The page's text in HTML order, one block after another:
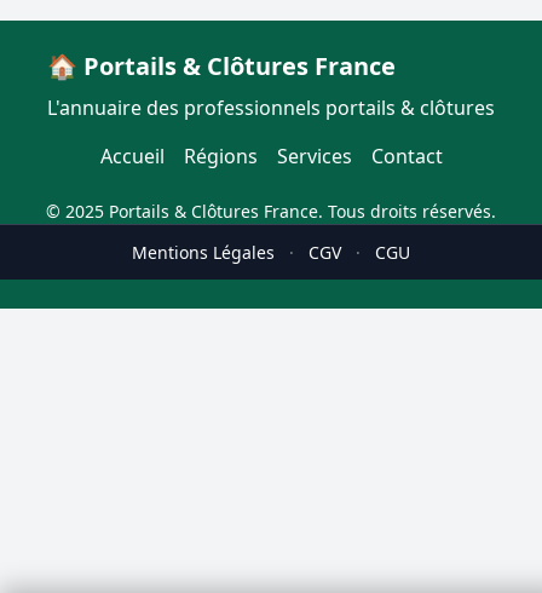
🏠 Portails & Clôtures France
L'annuaire des professionnels portails & clôtures
Accueil
Régions Services Contact
© 2025 Portails & Clôtures France. Tous droits réservés.
Mentions Légales
· CGV · CGU